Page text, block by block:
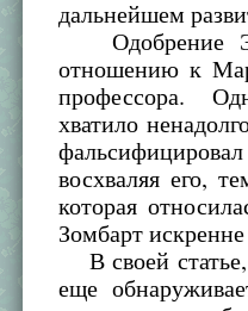
дальнейшем
Одобрение
отношению к
профессора.
хватило
восхваляя его,
которая
Зомбарт
В своей
еще